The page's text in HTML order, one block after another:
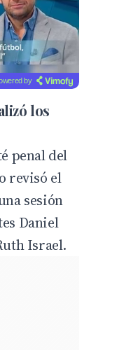
by
los
penal del
revisó el
sesión
Daniel
Israel.